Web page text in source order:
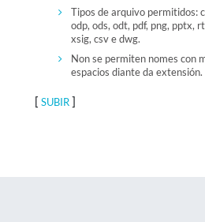
Tipos de arquivo permitidos:
odp, ods, odt, pdf, png, pptx,
xsig, csv e dwg.
Non se permiten nomes con
espacios diante da extensión.
[ SUBIR]